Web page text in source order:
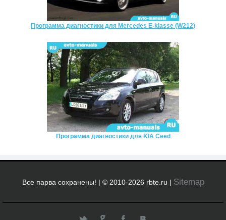
Программа диагностики для Mercedes E-klasse (W212)
Программа диагностики для KIA Ceed
Все парва сохранены! | © 2010-2026 rbte.ru | Sitemap